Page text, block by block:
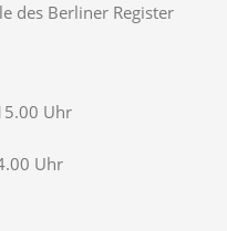
des Berliner Register
Uhr
Uhr